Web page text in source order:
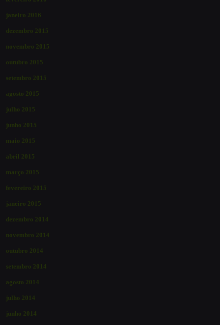
janeiro 2016
dezembro 2015
novembro 2015
outubro 2015
setembro 2015
agosto 2015
julho 2015
junho 2015
maio 2015
abril 2015
março 2015
fevereiro 2015
janeiro 2015
dezembro 2014
novembro 2014
outubro 2014
setembro 2014
agosto 2014
julho 2014
junho 2014